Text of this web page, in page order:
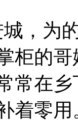
为的
柜的
常在
着零